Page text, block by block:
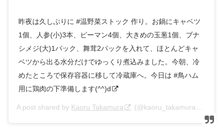
昨夜は久しぶりに #温野菜ストック 作り。お鍋にキャベツ
1個、人参(小)3本、ピーマン4個、大きめの玉葱1個、ブナ
シメジ(大)1パック、舞茸2パックを入れて、ほとんどキャ
ベツから出る水分だけでゆっくり煮込みました。今朝、冷
めたところで保存容器に移して冷蔵庫へ。今日は #鳥ハム
用に鶏肉の下準備します(^^)d
A post shared by Kaoru Takamura (@kaoru_takamura0129) on